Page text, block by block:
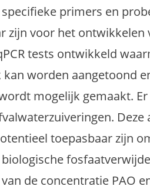
specifieke primers en
voor het ontwikkelen
tests ontwikkeld
worden aangetoond
mogelijk gemaakt. Er
Deze
toepasbaar zijn
de concentratie PAO